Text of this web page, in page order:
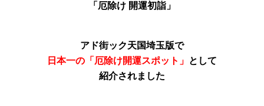
「厄除け 開運初詣」
アド街ック天国埼玉版で
日本一の「厄除け開運スポット」 として
紹介されました